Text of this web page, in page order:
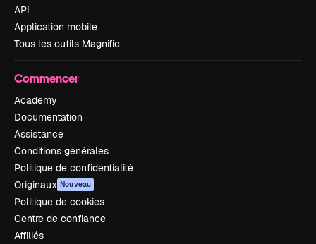
API
Application mobile
Tous les outils Magnific
Commencer
Academy
Documentation
Assistance
Conditions générales
Politique de confidentialité
Originaux Nouveau
Politique de cookies
Centre de confiance
Affiliés